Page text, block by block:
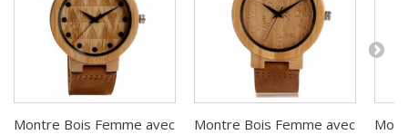
Montre Bois Femme avec
Montre Bois Femme avec